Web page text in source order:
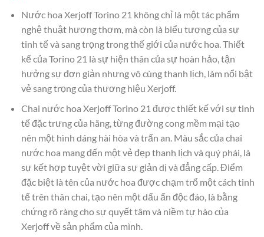
Nước hoa Xerjoff Torino 21 không chỉ là một tác phẩm
nghệ thuật hương thơm, mà còn là biểu tượng của sự
tinh tế và sang trọng trong thế giới của nước hoa. Thiết
kế của Torino 21 là sự hiện thân của sự hoàn hảo, tận
hưởng sự đơn giản nhưng vô cùng thanh lịch, làm nổi bật
vẻ sang trọng của thương hiệu Xerjoff.
Chai nước hoa Xerjoff Torino 21 được thiết kế với sự tinh
tế đặc trưng của hãng, từng đường cong mềm mại tạo
nên một hình dáng hài hòa và trấn an. Màu sắc của chai
nước hoa mang đến một vẻ đẹp thanh lịch và quý phái, là
sự kết hợp tuyệt vời giữa sự giản dị và đẳng cấp. Điểm
đặc biệt là tên của nước hoa được chạm trổ một cách tinh
tế trên thân chai, tạo nên một dấu ấn độc đáo, là bằng
chứng rõ ràng cho sự quyết tâm và niềm tự hào của
Xerjoff về sản phẩm của mình.